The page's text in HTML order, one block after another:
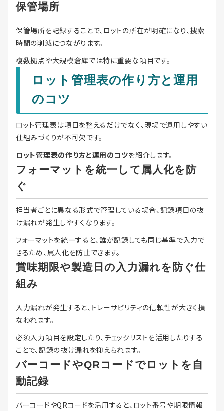
保管場所
保管場所を記録することで、ロットの所在が明確になり、捜索
時間の削減につながります。
複数拠点や大規模倉庫では特に重要な項目です。
ロット管理表の作り方と運用
のコツ
ロット管理表は項目を整えるだけでなく、現場で運用しやすい
仕組みづくりが不可欠です。
ロット管理表の作り方と運用のコツを紹介します。
フォーマットを統一して属人化を防
ぐ
担当者ごとに異なる形式で管理している場合、記録項目の抜
け漏れが発生しやすくなります。
フォーマットを統一すると、誰が記録しても同じ基準で入力で
きるため、属人化を防止できます。
賞味期限や製造日の入力漏れを防ぐ仕
組み
入力漏れが発生すると、トレーサビリティの信頼性が大きく損
なわれます。
必須入力項目を設定したり、チェックリストを活用したりする
ことで、記録の抜け漏れを抑えられます。
バーコードやQRコードでロットを自
動記録
バーコードやQRコードを活用すると、ロット番号や期限情報